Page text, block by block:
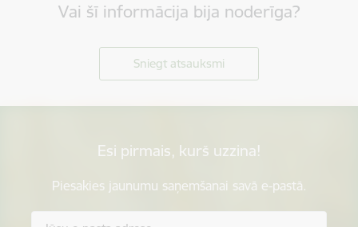
Vai šī informācija bija noderīga?
Sniegt atsauksmi
Esi pirmais, kurš uzzina!
Piesakies jaunumu saņemšanai savā e-pastā.